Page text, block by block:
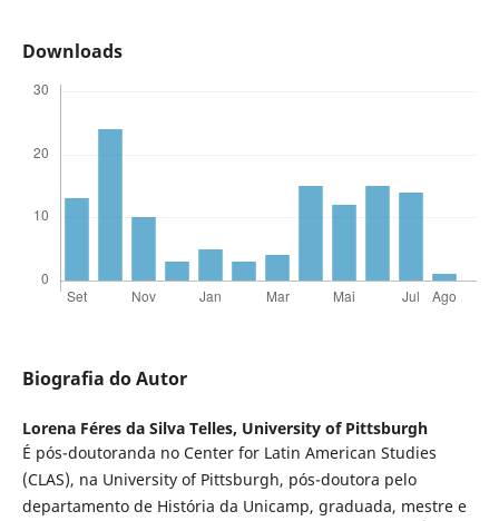
Downloads
Biografia do Autor
Lorena Féres da Silva Telles, University of Pittsburgh
É pós-doutoranda no Center for Latin American Studies
(CLAS), na University of Pittsburgh, pós-doutora pelo
departamento de História da Unicamp, graduada, mestre e